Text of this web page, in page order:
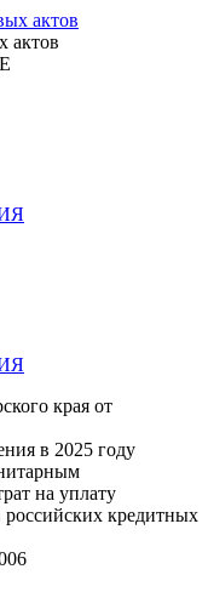
актов
края от
в 2025 году
на уплату
кредитных